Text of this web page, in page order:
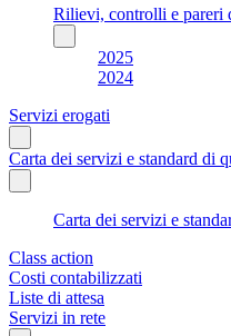
Rilievi, controlli e pareri
2025
2024
Servizi erogati
Carta dei servizi e standard di
Carta dei servizi e
Class action
Costi contabilizzati
Liste di attesa
Servizi in rete